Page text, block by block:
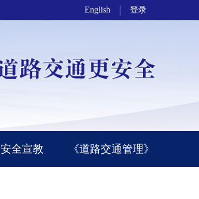
English 登录
安全宣教 《道路交通管理》